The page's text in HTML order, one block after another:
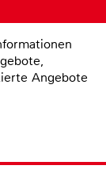
Angebote